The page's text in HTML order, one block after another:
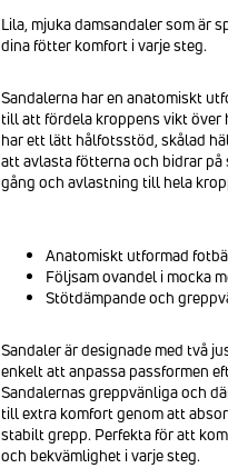
Lila, mjuka damsandaler som är
dina fötter komfort i varje steg.
Sandalerna har en anatomiskt
till att fördela kroppens vikt över
har ett lätt hålfotsstöd, skålad
att avlasta fötterna och bidrar på
gång och avlastning till hela
Anatomiskt utformad
Följsam ovandel i mocka
Stötdämpande och
Sandaler är designade med två
enkelt att anpassa passformen
Sandalernas greppvänliga och
till extra komfort genom att
stabilt grepp. Perfekta för att
och bekvämlighet i varje steg.